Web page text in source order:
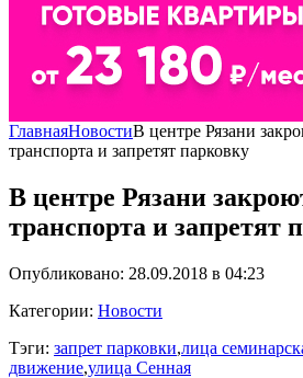
ГлавнаяНовостиВ центре Рязани
транспорта и запретят парковку
В центре Рязани
транспорта и запретят
Опубликовано: 28.09.2018 в 04:23
Категории: Новости
Тэги: запрет парковки,лица
движение,улица Сенная